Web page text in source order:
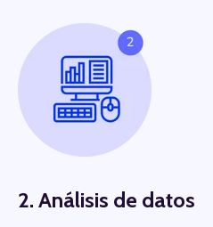
2. Análisis de datos